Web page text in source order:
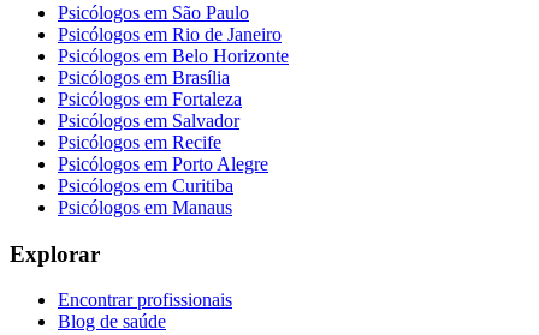
Psicólogos em São Paulo
Psicólogos em Rio de Janeiro
Psicólogos em Belo Horizonte
Psicólogos em Brasília
Psicólogos em Fortaleza
Psicólogos em Salvador
Psicólogos em Recife
Psicólogos em Porto Alegre
Psicólogos em Curitiba
Psicólogos em Manaus
Explorar
Encontrar profissionais
Blog de saúde